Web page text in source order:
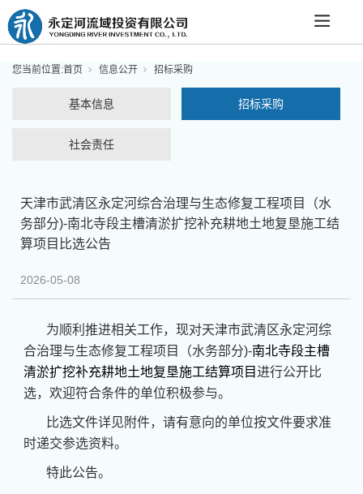
您当前位置:首页 信息公开 招标采购
基本信息 招标采购
社会责任
天津市武清区永定河综合治理与生态修复工程项目（水
务部分)-南北寺段主槽清淤扩挖补充耕地土地复垦施工结
算项目比选公告
2026-05-08
为顺利推进相关工作，现对天津市武清区永定河综
合治理与生态修复工程项目（水务部分)-南北寺段主槽
清淤扩挖补充耕地土地复垦施工结算项目进行公开比
选，欢迎符合条件的单位积极参与。
比选文件详见附件，请有意向的单位按文件要求准
时递交参选资料。
特此公告。